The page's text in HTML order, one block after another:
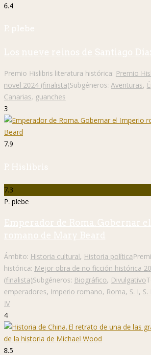
6.4
P. plebe
Los nueve reinos de Santiago
Premio Hislibris literatura histórica: Premio
novel 2024 (finalista)Subgéneros: Aventuras,
Canarias, guanches
3
7.9
P. Hislibris
7.3
P. plebe
Emperador de Roma. Gobernar
romano de Mary Beard
Ámbito: Historia cultural, Historia política
histórica: Mejor obra de no ficción histórica
(finalista)Subgéneros: Biográfico, Divulgativo
emperadores, Imperio romano, Roma, S. I, S.
IV
4
8.5